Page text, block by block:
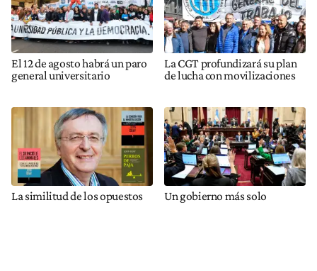
El 12 de agosto habrá un paro
general universitario
La CGT profundizará su plan
de lucha con movilizaciones
La similitud de los opuestos Un gobierno más solo